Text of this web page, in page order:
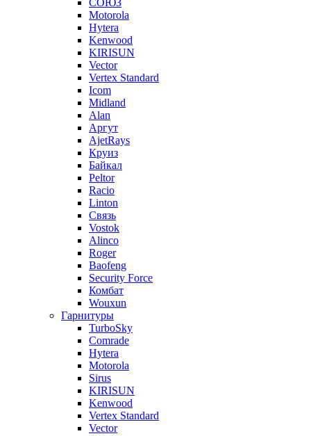
СОЮЗ
Motorola
Hytera
Kenwood
KIRISUN
Vector
Vertex Standard
Icom
Midland
Alan
Аргут
AjetRays
Круиз
Байкал
Peltor
Racio
Linton
Связь
Vostok
Alinco
Roger
Baofeng
Security Force
Комбат
Wouxun
Гарнитуры
TurboSky
Comrade
Hytera
Motorola
Sirus
KIRISUN
Kenwood
Vertex Standard
Vector